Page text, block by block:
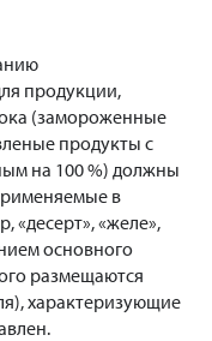
продукции,
(замороженные
продукты с
на 100 %) должны
в
«желе»,
основного
размещаются
характеризующие